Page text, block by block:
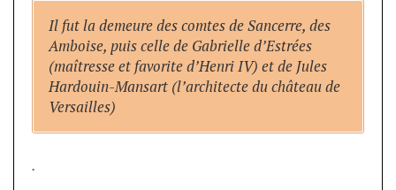
Il fut la demeure des comtes de Sancerre, des
Amboise, puis celle de Gabrielle d’Estrées
(maîtresse et favorite d’Henri IV) et de Jules
Hardouin-Mansart (l’architecte du château de
Versailles)
.